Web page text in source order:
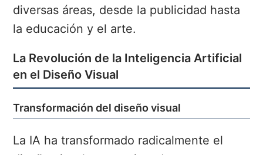
diversas áreas, desde la publicidad hasta
la educación y el arte.
La Revolución de la Inteligencia Artificial
en el Diseño Visual
Transformación del diseño visual
La IA ha transformado radicalmente el